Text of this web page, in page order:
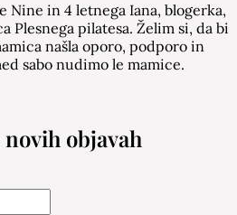
Nine in 4 letnega Iana, blogerka,
pilatesa. Želim si, da bi
našla oporo, podporo in
sabo nudimo le mamice.
objavah